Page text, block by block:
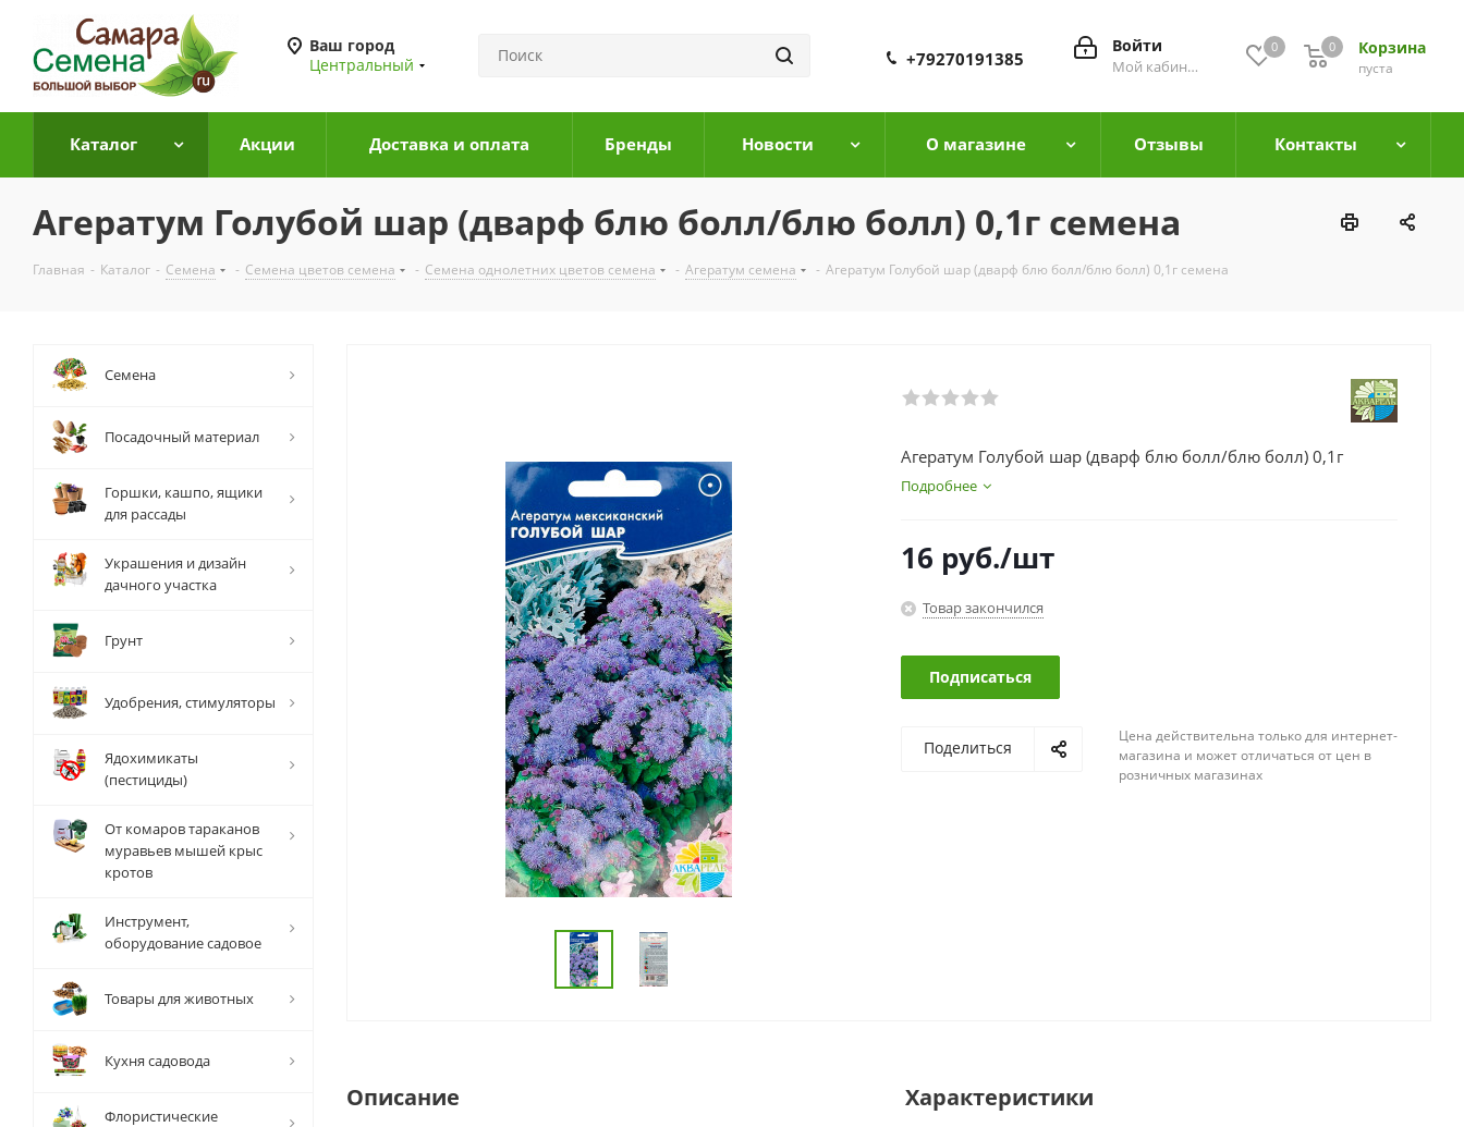
Ваш город
Центральный
0 Корзина
0
пуста
0
Войти
Мой кабинет
+79270191385
Каталог Акции Доставка и оплата Бренды Новости О магазине Отзывы Контакты
Агератум Голубой шар (дварф блю болл/блю болл) 0,1г семена
Главная - Каталог - Семена - Семена цветов семена - Семена однолетних цветов семена - Агератум семена - Агератум Голубой шар (дварф блю болл/блю болл) 0,1г семена
Агератум Голубой шар (дварф блю болл/блю болл) 0,1г
Подробнее
16 руб./шт
Товар закончился
Подписаться
Поделиться
Цена действительна только для интернет-
магазина и может отличаться от цен в
розничных магазинах
Описание Характеристики
Семена
Посадочный материал
Горшки, кашпо, ящики
для рассады
Украшения и дизайн
дачного участка
Грунт
Удобрения, стимуляторы
Ядохимикаты
(пестициды)
От комаров тараканов
муравьев мышей крыс
кротов
Инструмент,
оборудование садовое
Товары для животных
Кухня садовода
Флористические